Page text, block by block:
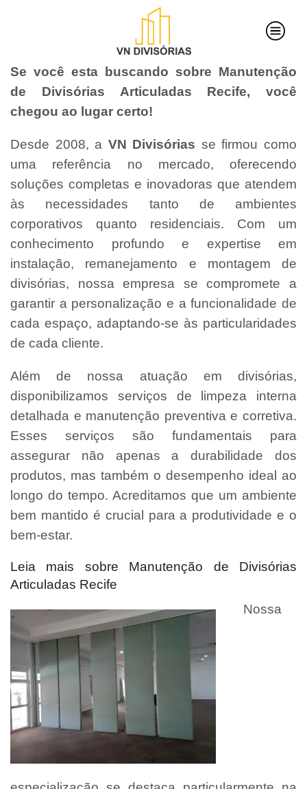
Se você esta buscando sobre Manutenção
de Divisórias Articuladas Recife, você
chegou ao lugar certo!
Desde 2008, a VN Divisórias se firmou como
uma referência no mercado, oferecendo
soluções completas e inovadoras que atendem
às necessidades tanto de ambientes
corporativos quanto residenciais. Com um
conhecimento profundo e expertise em
instalação, remanejamento e montagem de
divisórias, nossa empresa se compromete a
garantir a personalização e a funcionalidade de
cada espaço, adaptando-se às particularidades
de cada cliente.
Além de nossa atuação em divisórias,
disponibilizamos serviços de limpeza interna
detalhada e manutenção preventiva e corretiva.
Esses serviços são fundamentais para
assegurar não apenas a durabilidade dos
produtos, mas também o desempenho ideal ao
longo do tempo. Acreditamos que um ambiente
bem mantido é crucial para a produtividade e o
bem-estar.
Leia mais sobre Manutenção de Divisórias
Articuladas Recife
Nossa